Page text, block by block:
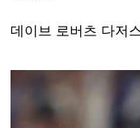
데이브 로버츠 다저